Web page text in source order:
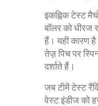
इकह्विक टेस्ट
बॉलर को धीरज
हैं। यही कारण
तेज़़ पिच पर
दर्शाते हैं।
जब टीमें टेस्ट
वेस्ट इंडीज को